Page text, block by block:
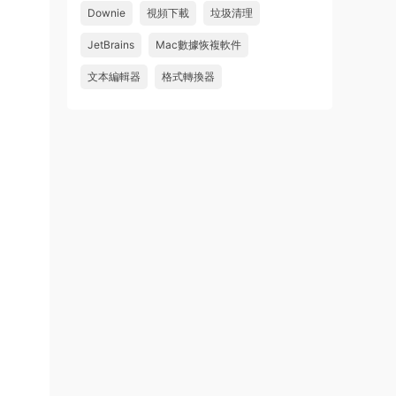
中文破解版
Downie 視頻下載 垃圾清理
JetBrains Mac數據恢複軟件
文本編輯器 格式轉換器